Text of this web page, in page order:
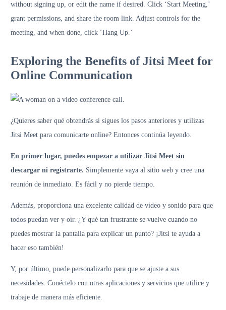
without signing up, or edit the name if desired. Click ‘Start Meeting,’
grant permissions, and share the room link. Adjust controls for the
meeting, and when done, click ‘Hang Up.’
Exploring the Benefits of Jitsi Meet for
Online Communication
¿Quieres saber qué obtendrás si sigues los pasos anteriores y utilizas
Jitsi Meet para comunicarte online? Entonces continúa leyendo.
En primer lugar, puedes empezar a utilizar Jitsi Meet sin
descargar ni registrarte. Simplemente vaya al sitio web y cree una
reunión de inmediato. Es fácil y no pierde tiempo.
Además, proporciona una excelente calidad de vídeo y sonido para que
todos puedan ver y oír. ¿Y qué tan frustrante se vuelve cuando no
puedes mostrar la pantalla para explicar un punto? ¡Jitsi te ayuda a
hacer eso también!
Y, por último, puede personalizarlo para que se ajuste a sus
necesidades. Conéctelo con otras aplicaciones y servicios que utilice y
trabaje de manera más eficiente.